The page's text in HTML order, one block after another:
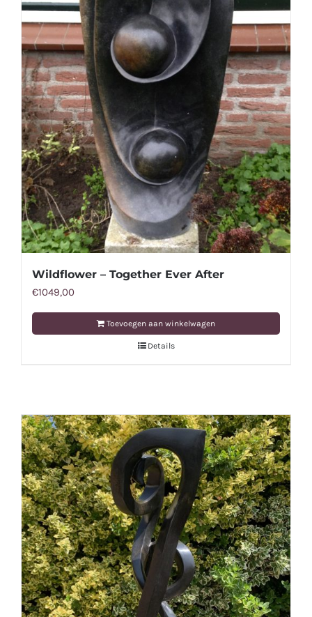
Wildflower – Together Ever After
€1049,00
Toevoegen aan winkelwagen
Details